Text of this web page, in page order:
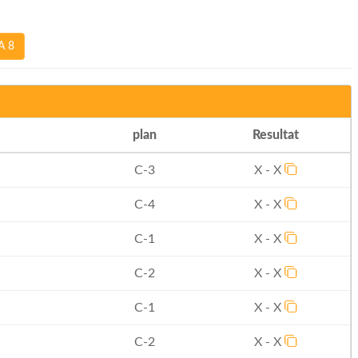
8
plan Resultat
C-3 X - X
C-4 X - X
C-1 X - X
C-2 X - X
C-1 X - X
C-2 X - X